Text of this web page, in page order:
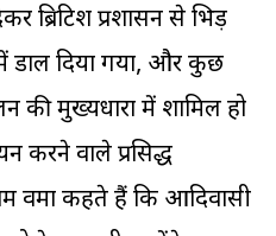
ब्रिटिश प्रशासन से भिड़
दिया गया, और कुछ
की मुख्यधारा में शामिल हो
करने वाले प्रसिद्ध
वर्मा कहते हैं कि आदिवासी